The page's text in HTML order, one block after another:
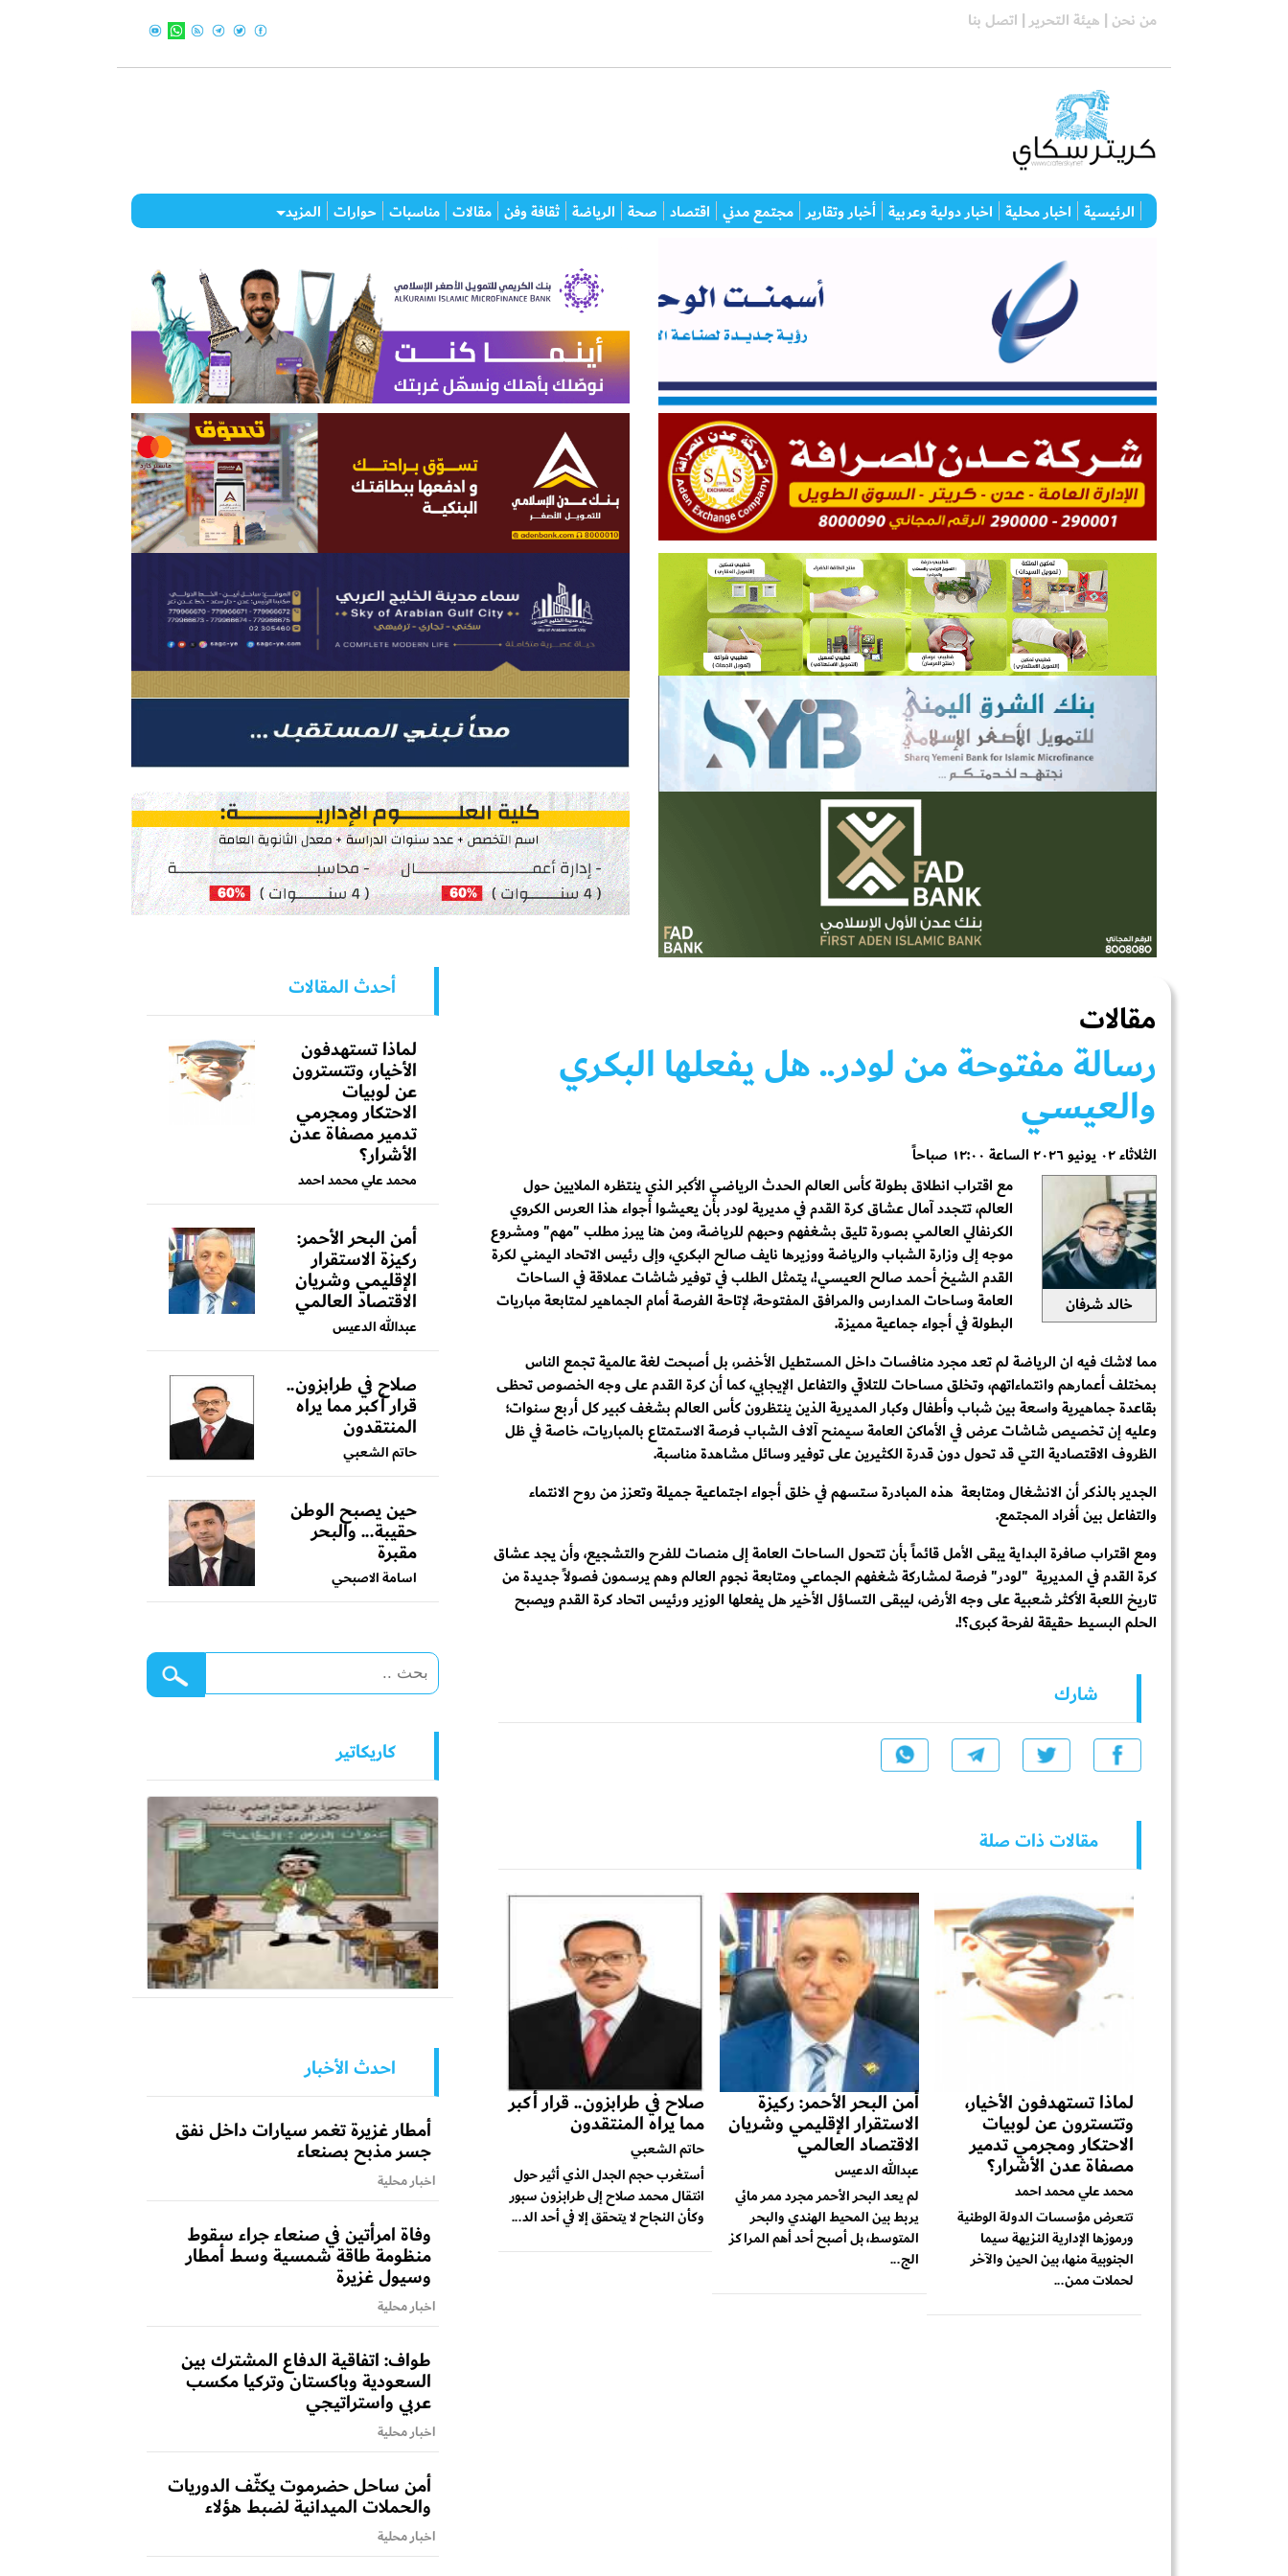
من نحن | هيئة التحرير | اتصل بنا
الرئيسية اخبار محلية اخبار دولية وعربية أخبار وتقارير مجتمع مدني اقتصاد صحة الرياضة ثقافة وفن مقالات مناسبات حوارات المزيد
مقالات
رسالة مفتوحة من لودر.. هل يفعلها البكري
والعيسي
الثلاثاء ٠٢ يونيو ٢٠٢٦ الساعة ١٢:٠٠ صباحاً
خالد شرفان
مع اقتراب انطلاق بطولة كأس العالم الحدث الرياضي الأكبر الذي ينتظره الملايين حول
العالم، تتجدد آمال عشاق كرة القدم في مديرية لودر بأن يعيشوا أجواء هذا العرس الكروي
الكرنفالي العالمي بصورة تليق بشغفهم وحبهم للرياضة، ومن هنا يبرز مطلب "مهم" ومشروع
موجه إلى وزارة الشباب والرياضة ووزيرها نايف صالح البكري، وإلى رئيس الاتحاد اليمني لكرة
القدم الشيخ أحمد صالح العيسي!، يتمثل الطلب في توفير شاشات عملاقة في الساحات
العامة وساحات المدارس والمرافق المفتوحة، لإتاحة الفرصة أمام الجماهير لمتابعة مباريات
البطولة في أجواء جماعية مميزة.
مما لاشك فيه ان الرياضة لم تعد مجرد منافسات داخل المستطيل الأخضر، بل أصبحت لغة عالمية تجمع الناس
بمختلف أعمارهم وانتماءاتهم، وتخلق مساحات للتلاقي والتفاعل الإيجابي، كما أن كرة القدم على وجه الخصوص تحظى
بقاعدة جماهيرية واسعة بين شباب وأطفال وكبار المديرية الذين ينتظرون كأس العالم بشغف كبير كل أربع سنوات؛
وعليه إن تخصيص شاشات عرض في الأماكن العامة سيمنح آلاف الشباب فرصة الاستمتاع بالمباريات، خاصة في ظل
الظروف الاقتصادية التي قد تحول دون قدرة الكثيرين على توفير وسائل مشاهدة مناسبة.
الجدير بالذكر أن الانشغال ومتابعة هذه المبادرة ستسهم في خلق أجواء اجتماعية جميلة وتعزز من روح الانتماء
والتفاعل بين أفراد المجتمع.
ومع اقتراب صافرة البداية يبقى الأمل قائماً بأن تتحول الساحات العامة إلى منصات للفرح والتشجيع، وأن يجد عشاق
كرة القدم في المديرية "لودر" فرصة لمشاركة شغفهم الجماعي ومتابعة نجوم العالم وهم يرسمون فصولاً جديدة من
تاريخ اللعبة الأكثر شعبية على وجه الأرض، ليبقى التساؤل الأخير هل يفعلها الوزير ورئيس اتحاد كرة القدم ويصبح
الحلم البسيط حقيقة لفرحة كبرى؟!.
شارك
مقالات ذات صلة
لماذا تستهدفون الأخيار،
وتتسترون عن لوبيات
الاحتكار ومجرمي تدمير
مصفاة عدن الأشرار؟
محمد علي محمد احمد
تتعرض مؤسسات الدولة الوطنية
ورموزها الإدارية النزيهة سيما
الجنوبية منها، بين الحين والآخر
لحملات ممن...
أمن البحر الأحمر: ركيزة
الاستقرار الإقليمي وشريان
الاقتصاد العالمي
عبدالله الدعيس
لم يعد البحر الأحمر مجرد ممر مائي
يربط بين المحيط الهندي والبحر
المتوسط، بل أصبح أحد أهم المراكز
الج...
صلاح في طرابزون.. قرار أكبر
مما يراه المنتقدون
حاتم الشعبي
أستغرب حجم الجدل الذي أثير حول
انتقال محمد صلاح إلى طرابزون سبور
وكأن النجاح لا يتحقق إلا في أحد الد...
أحدث المقالات
لماذا تستهدفون
الأخيار، وتتسترون
عن لوبيات
الاحتكار ومجرمي
تدمير مصفاة عدن
الأشرار؟
محمد علي محمد احمد
أمن البحر الأحمر:
ركيزة الاستقرار
الإقليمي وشريان
الاقتصاد العالمي
عبدالله الدعيس
صلاح في طرابزون..
قرار أكبر مما يراه
المنتقدون
حاتم الشعبي
حين يصبح الوطن
حقيبة... والبحر
مقبرة
اسامة الاصبحي
كاريكاتير
احدث الأخبار
أمطار غزيرة تغمر سيارات داخل نفق
جسر مذبح بصنعاء
اخبار محلية
وفاة امرأتين في صنعاء جراء سقوط
منظومة طاقة شمسية وسط أمطار
وسيول غزيرة
اخبار محلية
طواف: اتفاقية الدفاع المشترك بين
السعودية وباكستان وتركيا مكسب
عربي واستراتيجي
اخبار محلية
أمن ساحل حضرموت يكثّف الدوريات
والحملات الميدانية لضبط هؤلاء
اخبار محلية